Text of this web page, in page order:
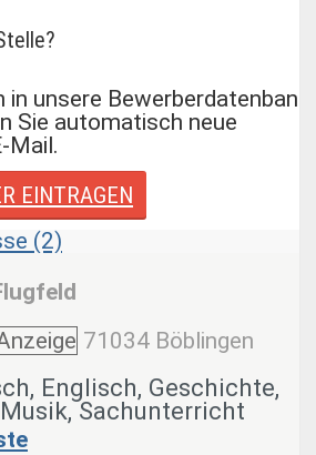
in unsere Bewerberdatenbank
Sie automatisch neue
Mail.
EINTRAGEN
(2)
71034 Böblingen
Englisch, Geschichte,
Sachunterricht